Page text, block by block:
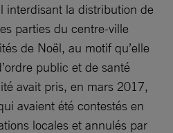
interdisant la distribution de
parties du centre-ville
de Noël, au motif qu’elle
public et de santé
avait pris, en mars 2017,
avaient été contestés en
locales et annulés par